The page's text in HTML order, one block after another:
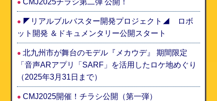
◤リアルブルバスター開発プロジェクト◢ ロボ
ット開発 ＆ドキュメンタリー公開スタート
北九州市が舞台のモデル『メカウデ』 期間限定
「音声ARアプリ「SARF」を活用したロケ地めぐり
（2025年3月31日まで）
CMJ2025開催！チラシ公開（第一弾）